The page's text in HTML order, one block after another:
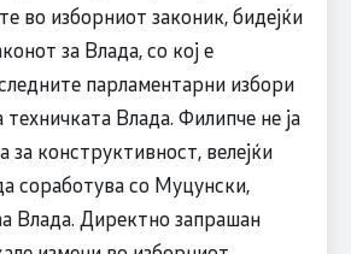
во изборниот законик, бидејќи
за Влада, со кој е
парламентарни избори
Влада. Филипче не ја
за конструктивност, велејќи
соработува со Муцунски,
Влада. Директно запрашан